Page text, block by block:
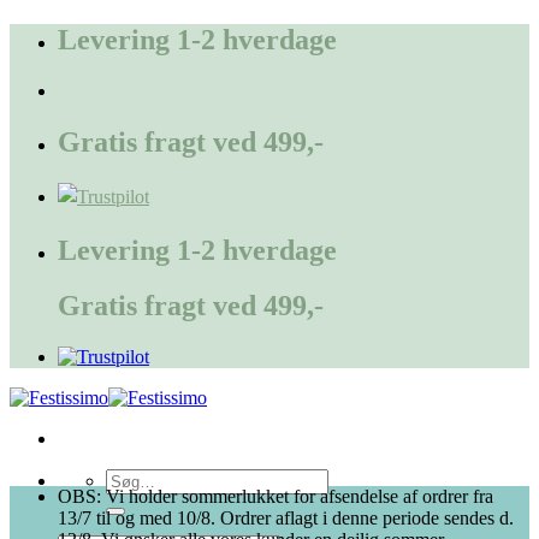
FortsætLevering 1-2 hverdage
Gratis fragt ved 499,-
Levering 1-2 hverdage
Gratis fragt ved 499,-
Søg
efter:
OBS: Vi holder sommerlukket for afsendelse af ordrer fra
13/7 til og med 10/8. Ordrer aflagt i denne periode sendes d.